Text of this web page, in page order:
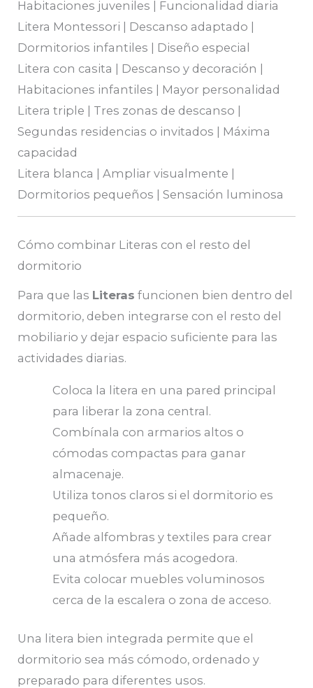
Habitaciones juveniles | Funcionalidad diaria
Litera Montessori | Descanso adaptado |
Dormitorios infantiles | Diseño especial
Litera con casita | Descanso y decoración |
Habitaciones infantiles | Mayor personalidad
Litera triple | Tres zonas de descanso |
Segundas residencias o invitados | Máxima
capacidad
Litera blanca | Ampliar visualmente |
Dormitorios pequeños | Sensación luminosa
Cómo combinar Literas con el resto del
dormitorio
Para que las Literas funcionen bien dentro del
dormitorio, deben integrarse con el resto del
mobiliario y dejar espacio suficiente para las
actividades diarias.
Coloca la litera en una pared principal
para liberar la zona central.
Combínala con armarios altos o
cómodas compactas para ganar
almacenaje.
Utiliza tonos claros si el dormitorio es
pequeño.
Añade alfombras y textiles para crear
una atmósfera más acogedora.
Evita colocar muebles voluminosos
cerca de la escalera o zona de acceso.
Una litera bien integrada permite que el
dormitorio sea más cómodo, ordenado y
preparado para diferentes usos.